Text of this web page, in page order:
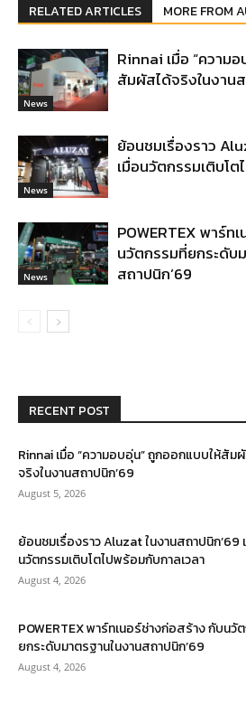
RELATED ARTICLES MORE FROM
News
Rinnai เมื่อ “ความ
สัมผัสได้จริงในงาน
News
ย้อนชมเรื่องราว
เมื่อนวัตกรรมเติบโ
News
POWERTEX พาร์ท
นวัตกรรมที่ยกระดับ
สถาปนิก’69
RECENT POST
Rinnai เมื่อ “ความอบอุ่น” ถูกออกแบบให้สัม
จริงในงานสถาปนิก’69
August 5, 2026
ย้อนชมเรื่องราว Aluzat ในงานสถาปนิก’69
นวัตกรรมเติบโตไปพร้อมกับกาลเวลา
August 4, 2026
POWERTEX พาร์ทเนอร์ช่างก่อสร้าง กับนวั
ยกระดับมาตรฐานในงานสถาปนิก’69
August 4, 2026